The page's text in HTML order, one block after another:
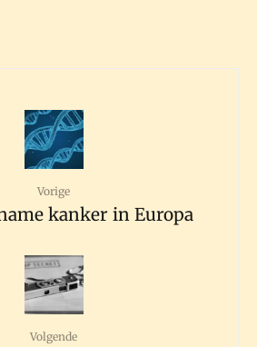
Vorige
kanker in Europa
Volgende